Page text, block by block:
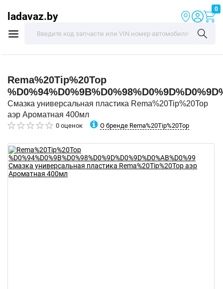
ladavaz.by
0
Rema%20Tip%20Top
Смазка универсальная пластика Rema%20Tip%20Top
аэр Ароматная 400мл
0 оценок О бренде Rema%20Tip%20Top